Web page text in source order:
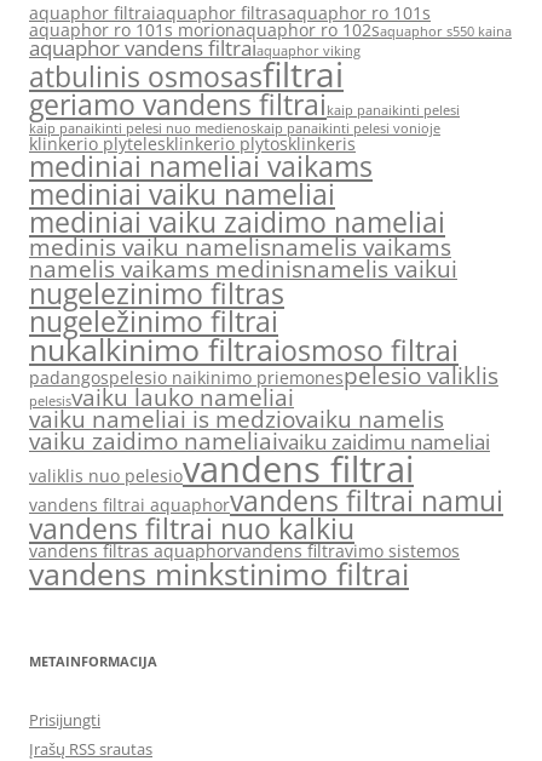
aquaphor filtraiaquaphor filtrasaquaphor ro 101s
aquaphor ro 101s morionaquaphor ro 102saquaphor s550 kaina
aquaphor vandens filtraiaquaphor viking
atbulinis osmosasfiltrai
geriamo vandens filtraikaip panaikinti pelesi
kaip panaikinti pelesi nuo medienoskaip panaikinti pelesi vonioje
klinkerio plytelesklinkerio plytosklinkeris
mediniai nameliai vaikams
mediniai vaiku nameliai
mediniai vaiku zaidimo nameliai
medinis vaiku namelisnamelis vaikams
namelis vaikams medinisnamelis vaikui
nugelezinimo filtras
nugeležinimo filtrai
nukalkinimo filtraiosmoso filtrai
padangospelesio naikinimo priemonespelesio valiklis
pelesisvaiku lauko nameliai
vaiku nameliai is medziovaiku namelis
vaiku zaidimo nameliaivaiku zaidimu nameliai
valiklis nuo pelesiovandens filtrai
vandens filtrai aquaphorvandens filtrai namui
vandens filtrai nuo kalkiu
vandens filtras aquaphorvandens filtravimo sistemos
vandens minkstinimo filtrai
METAINFORMACIJA
Prisijungti
Įrašų RSS srautas